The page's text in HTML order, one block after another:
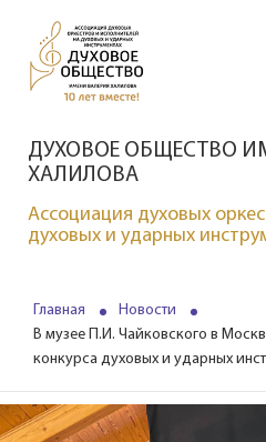
ДУХОВОЕ ОБЩЕСТВО
ХАЛИЛОВА
Ассоциация духовых
духовых и ударных
Главная
Новости
В музее П.И. Чайковского в
конкурса духовых и ударных